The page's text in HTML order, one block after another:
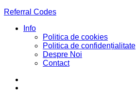
Referral Codes
Info
Politica de cookies
Politica de confidențialitate
Despre Noi
Contact